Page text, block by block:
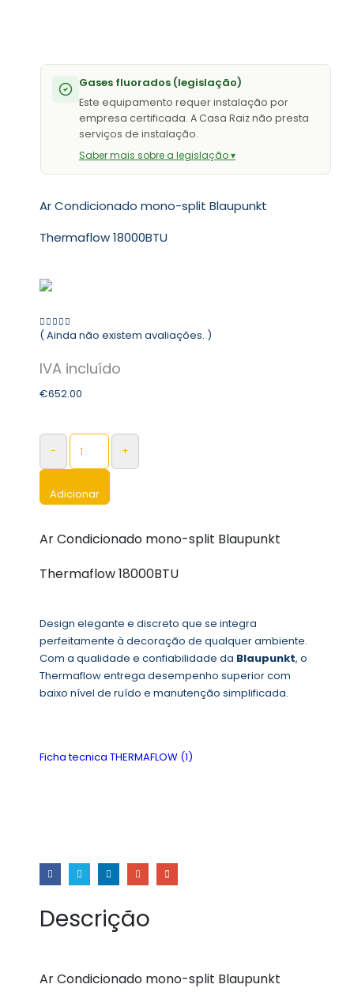
Gases fluorados (legislação)
Este equipamento requer instalação por
empresa certificada. A Casa Raiz não presta
serviços de instalação.
Saber mais sobre a legislação ▾
Ar Condicionado mono-split Blaupunkt
Thermaflow 18000BTU
0 out of 5
( Ainda não existem avaliações. )
€652.00
- +
Adicionar
Ar Condicionado mono-split Blaupunkt
Thermaflow 18000BTU
Design elegante e discreto que se integra
perfeitamente à decoração de qualquer ambiente.
Com a qualidade e confiabilidade da Blaupunkt, o
Thermaflow entrega desempenho superior com
baixo nível de ruído e manutenção simplificada.
Ficha tecnica THERMAFLOW (1)
Descrição
Ar Condicionado mono-split Blaupunkt